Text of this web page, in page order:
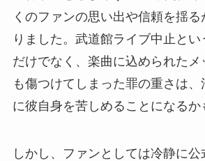
くのファンの思い出や信頼を揺
りました。武道館ライブ中止と
だけでなく、楽曲に込められたメ
も傷つけてしまった罪の重さは
に彼自身を苦しめることになるか
しかし、ファンとしては冷静に